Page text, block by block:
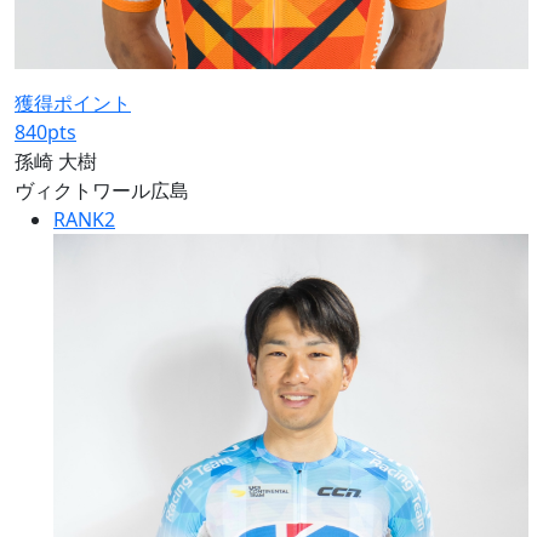
獲得ポイント
840pts
孫崎 大樹
ヴィクトワール広島
RANK2